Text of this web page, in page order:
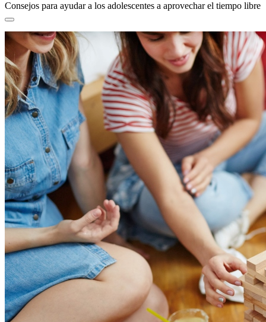
Consejos para ayudar a los adolescentes a aprovechar el tiempo libre